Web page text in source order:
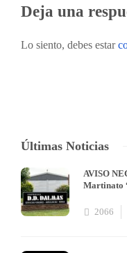
Deja una
Lo siento, debes estar
Últimas Noticias
AVISO
Martinato
2066